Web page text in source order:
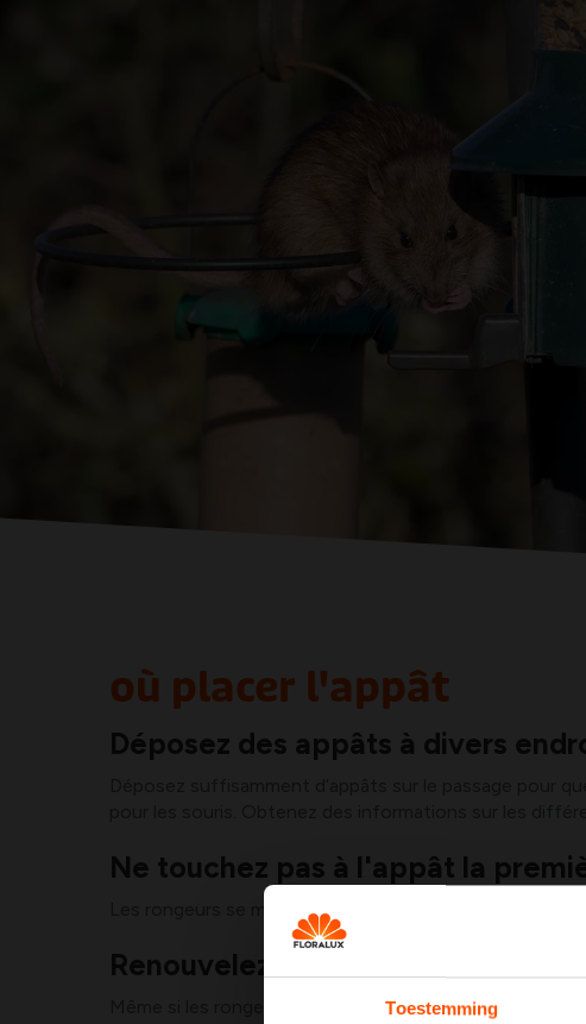
Toestemming
où placer l'appât
Déposez des appâts à divers
Ne touchez pas à l'appât la
Les rongeurs se méfient de nouvelle nourriture et n’en
Renouvelez régulièrement les
Même si les rongeurs n’ont pas touché l’appât au